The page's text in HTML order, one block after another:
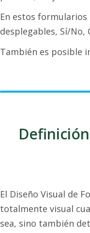
En estos
desplegables, Sí/No,
También es posible
El Diseño Visual de
totalmente visual
sea, sino también